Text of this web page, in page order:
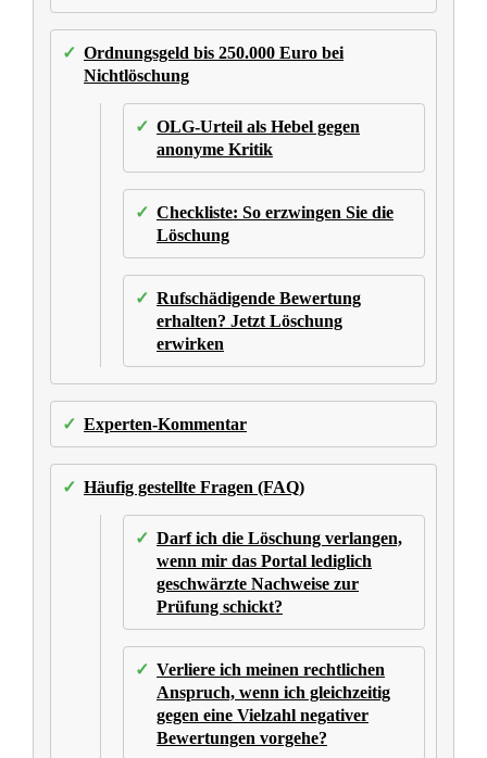
Ordnungsgeld bis 250.000 Euro bei
Nichtlöschung
OLG-Urteil als Hebel gegen
anonyme Kritik
Checkliste: So erzwingen Sie die
Löschung
Rufschädigende Bewertung
erhalten? Jetzt Löschung
erwirken
Experten-Kommentar
Häufig gestellte Fragen (FAQ)
Darf ich die Löschung verlangen,
wenn mir das Portal lediglich
geschwärzte Nachweise zur
Prüfung schickt?
Verliere ich meinen rechtlichen
Anspruch, wenn ich gleichzeitig
gegen eine Vielzahl negativer
Bewertungen vorgehe?